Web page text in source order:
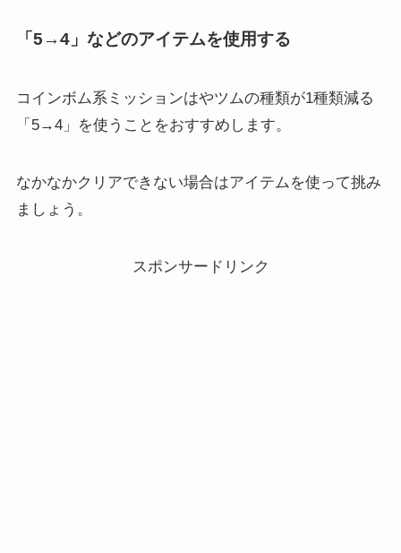
「5→4」などのアイテムを使用する
コインボム系ミッションはやツムの種類が1種類減る
「5→4」を使うことをおすすめします。
なかなかクリアできない場合はアイテムを使って挑み
ましょう。
スポンサードリンク